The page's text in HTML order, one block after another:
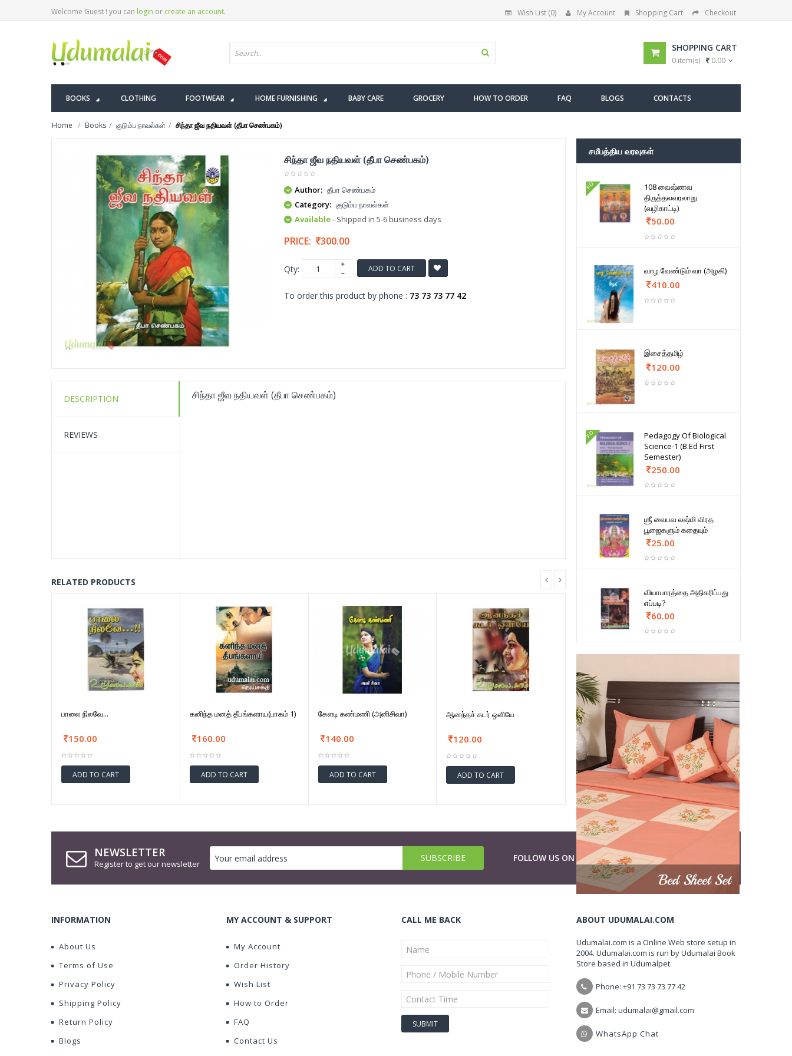
Welcome Guest ! you can login or create an account. Wish List (0) My Account Shopping Cart Checkout
SHOPPING CART
0 item(s) - 0.00
BOOKS CLOTHING FOOTWEAR HOME FURNISHING BABY CARE GROCERY HOW TO ORDER FAQ BLOGS CONTACTS
Home Books குடும்ப நாவல்கள் சிந்தா ஜீவ நதியவள் (தீபா செண்பகம்)
சிந்தா ஜீவ நதியவள் (தீபா செண்பகம்)
Author: தீபா செண்பகம்
Category: குடும்ப நாவல்கள்
Available- Shipped in 5-6 business days
PRICE: 300.00
Qty: ADD TO CART
To order this product by phone : 73 73 73 77 42
DESCRIPTION
REVIEWS
சிந்தா ஜீவ நதியவள் (தீபா செண்பகம்)
RELATED PRODUCTS
பாலை நிலவே...
150.00
ADD TO CART
கனிந்த மனத் தீபங்களாய(பாகம் 1)
160.00
ADD TO CART
கேளடி கண்மணி (அனிசிவா)
140.00
ADD TO CART
ஆனந்தச் சுடர் ஒளியே
120.00
ADD TO CART
சமீபத்திய வரவுகள்
FD
108 வைஷ்ணவ
திருத்தலவரலாறு
(வழிகாட்டி)
50.00
வாழ வேண்டும் வா (அழகி)
410.00
இசைத்தமிழ்
120.00
FD
Pedagogy Of Biological
Science-1 (B.Ed First
Semester)
250.00
ஶ்ரீ வைபவ லஷ்மி விரத
பூஜைகளும் கதையும்
25.00
வியாபாரத்தை அதிகரிப்பது
எப்படி?
60.00
NEWSLETTER
Register to get our newsletter
FOLLOW US ON
INFORMATION
About Us
Terms of Use
Privacy Policy
Shipping Policy
Return Policy
Blogs
MY ACCOUNT & SUPPORT
My Account
Order History
Wish List
How to Order
FAQ
Contact Us
CALL ME BACK ABOUT UDUMALAI.COM
Udumalai.com is a Online Web store setup in
2004. Udumalai.com is run by Udumalai Book
Store based in Udumalpet.
Phone: +91 73 73 73 77 42
Email: udumalai@gmail.com
WhatsApp Chat